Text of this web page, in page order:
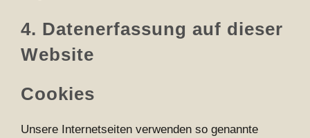
4. Datenerfassung auf dieser
Website
Cookies
Unsere Internetseiten verwenden so genannte